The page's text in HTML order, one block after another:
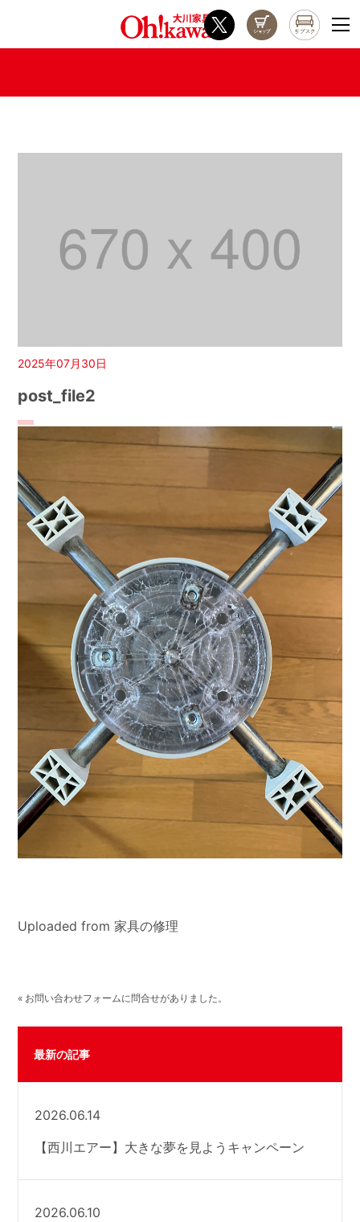
2025年07月30日
post_file2
Uploaded from 家具の修理
« お問い合わせフォームに問合せがありました。
最新の記事
2026.06.14
【西川エアー】大きな夢を見ようキャンペーン
2026.06.10